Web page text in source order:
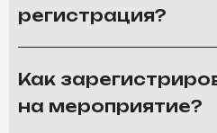
регистрация?
Как
на мероприятие?